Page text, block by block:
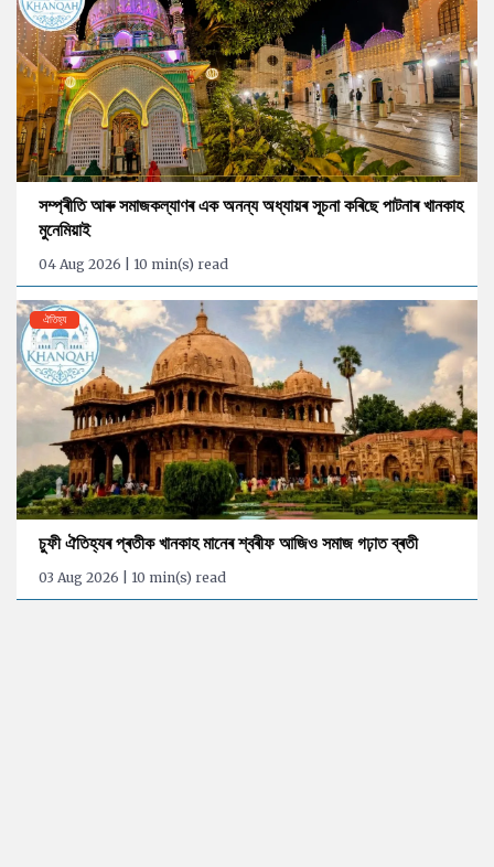
সম্প্ৰীতি আৰু সমাজকল্যাণৰ এক অনন্য অধ্যায়ৰ সূচনা কৰিছে পাটনাৰ খানকাহ
মুনেমিয়াই
04 Aug 2026 | 10 min(s) read
ঐতিহ্য
চুফী ঐতিহ্যৰ প্ৰতীক খানকাহ মানেৰ শ্বৰীফ আজিও সমাজ গঢ়াত ব্ৰতী
03 Aug 2026 | 10 min(s) read